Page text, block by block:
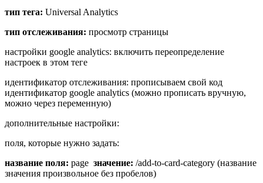
тип тега: Universal Analytics
тип отслеживания: просмотр страницы
настройки google analytics: включить переопределение
настроек в этом теге
идентификатор отслеживания: прописываем свой код
идентификатор google analytics (можно прописать вручную,
можно через переменную)
дополнительные настройки:
поля, которые нужно задать:
название поля: page значение: /add-to-card-category (название
значения произвольное без пробелов)